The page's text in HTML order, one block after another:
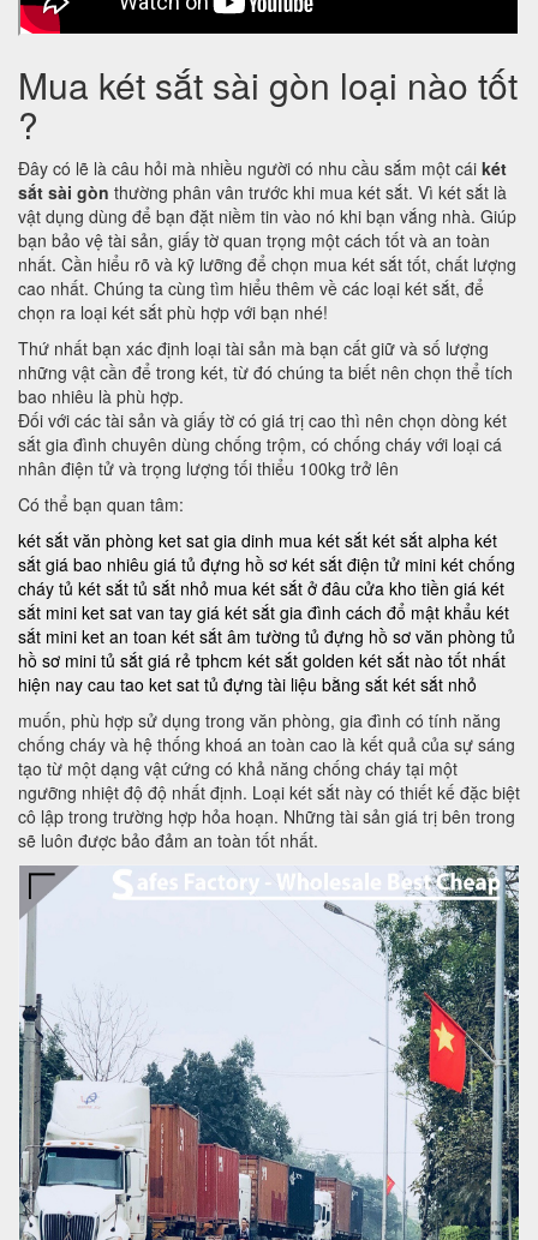
Mua két sắt sài gòn loại nào tốt
?
Đây có lẽ là câu hỏi mà nhiều người có nhu cầu sắm một cái két
sắt sài gòn thường phân vân trước khi mua két sắt. Vì két sắt là
vật dụng dùng để bạn đặt niềm tin vào nó khi bạn vắng nhà. Giúp
bạn bảo vệ tài sản, giấy tờ quan trọng một cách tốt và an toàn
nhất. Cần hiểu rõ và kỹ lưỡng để chọn mua két sắt tốt, chất lượng
cao nhất. Chúng ta cùng tìm hiểu thêm về các loại két sắt, để
chọn ra loại két sắt phù hợp với bạn nhé!
Thứ nhất bạn xác định loại tài sản mà bạn cất giữ và số lượng
những vật cần để trong két, từ đó chúng ta biết nên chọn thể tích
bao nhiêu là phù hợp.
Đối với các tài sản và giấy tờ có giá trị cao thì nên chọn dòng két
sắt gia đình chuyên dùng chống trộm, có chống cháy với loại cá
nhân điện tử và trọng lượng tối thiểu 100kg trở lên
Có thể bạn quan tâm:
két sắt văn phòng ket sat gia dinh mua két sắt két sắt alpha két
sắt giá bao nhiêu giá tủ đựng hồ sơ két sắt điện tử mini két chống
cháy tủ két sắt tủ sắt nhỏ mua két sắt ở đâu cửa kho tiền giá két
sắt mini ket sat van tay giá két sắt gia đình cách đổ mật khẩu két
sắt mini ket an toan két sắt âm tường tủ đựng hồ sơ văn phòng tủ
hồ sơ mini tủ sắt giá rẻ tphcm két sắt golden két sắt nào tốt nhất
hiện nay cau tao ket sat tủ đựng tài liệu bằng sắt két sắt nhỏ
muốn, phù hợp sử dụng trong văn phòng, gia đình có tính năng
chống cháy và hệ thống khoá an toàn cao là kết quả của sự sáng
tạo từ một dạng vật cứng có khả năng chống cháy tại một
ngưỡng nhiệt độ độ nhất định. Loại két sắt này có thiết kế đặc biệt
cô lập trong trường hợp hỏa hoạn. Những tài sản giá trị bên trong
sẽ luôn được bảo đảm an toàn tốt nhất.